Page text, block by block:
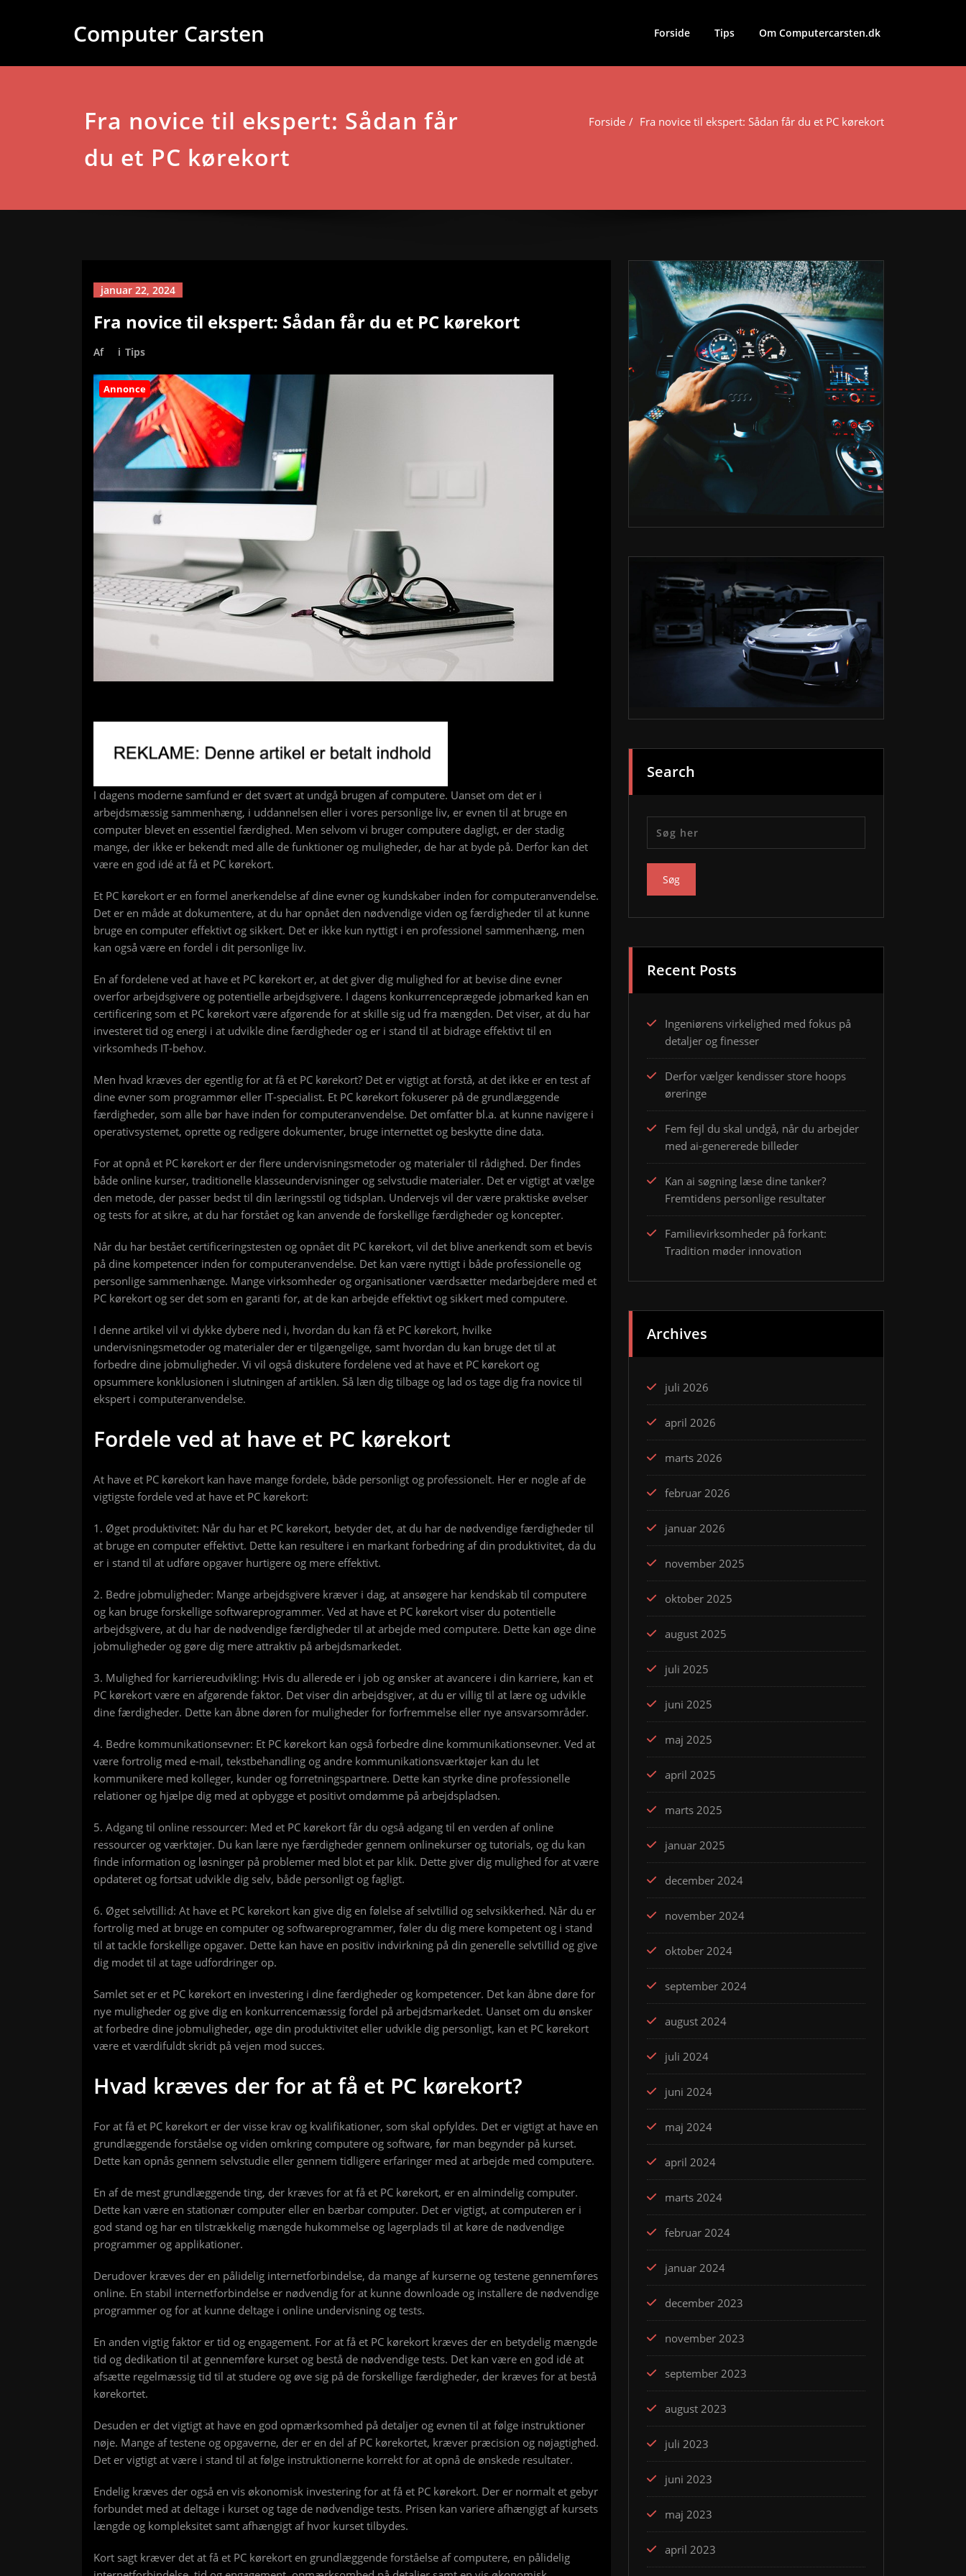
Computer Carsten Forside Tips Om Computercarsten.dk
Fra novice til ekspert: Sådan får
du et PC kørekort
Forside Fra novice til ekspert: Sådan får du et PC kørekort
januar 22, 2024
Fra novice til ekspert: Sådan får du et PC kørekort
Af i Tips
Annonce
I dagens moderne samfund er det svært at undgå brugen af computere. Uanset om det er i
arbejdsmæssig sammenhæng, i uddannelsen eller i vores personlige liv, er evnen til at bruge en
computer blevet en essentiel færdighed. Men selvom vi bruger computere dagligt, er der stadig
mange, der ikke er bekendt med alle de funktioner og muligheder, de har at byde på. Derfor kan det
være en god idé at få et PC kørekort.
Et PC kørekort er en formel anerkendelse af dine evner og kundskaber inden for computeranvendelse.
Det er en måde at dokumentere, at du har opnået den nødvendige viden og færdigheder til at kunne
bruge en computer effektivt og sikkert. Det er ikke kun nyttigt i en professionel sammenhæng, men
kan også være en fordel i dit personlige liv.
En af fordelene ved at have et PC kørekort er, at det giver dig mulighed for at bevise dine evner
overfor arbejdsgivere og potentielle arbejdsgivere. I dagens konkurrenceprægede jobmarked kan en
certificering som et PC kørekort være afgørende for at skille sig ud fra mængden. Det viser, at du har
investeret tid og energi i at udvikle dine færdigheder og er i stand til at bidrage effektivt til en
virksomheds IT-behov.
Men hvad kræves der egentlig for at få et PC kørekort? Det er vigtigt at forstå, at det ikke er en test af
dine evner som programmør eller IT-specialist. Et PC kørekort fokuserer på de grundlæggende
færdigheder, som alle bør have inden for computeranvendelse. Det omfatter bl.a. at kunne navigere i
operativsystemet, oprette og redigere dokumenter, bruge internettet og beskytte dine data.
For at opnå et PC kørekort er der flere undervisningsmetoder og materialer til rådighed. Der findes
både online kurser, traditionelle klasseundervisninger og selvstudie materialer. Det er vigtigt at vælge
den metode, der passer bedst til din læringsstil og tidsplan. Undervejs vil der være praktiske øvelser
og tests for at sikre, at du har forstået og kan anvende de forskellige færdigheder og koncepter.
Når du har bestået certificeringstesten og opnået dit PC kørekort, vil det blive anerkendt som et bevis
på dine kompetencer inden for computeranvendelse. Det kan være nyttigt i både professionelle og
personlige sammenhænge. Mange virksomheder og organisationer værdsætter medarbejdere med et
PC kørekort og ser det som en garanti for, at de kan arbejde effektivt og sikkert med computere.
I denne artikel vil vi dykke dybere ned i, hvordan du kan få et PC kørekort, hvilke
undervisningsmetoder og materialer der er tilgængelige, samt hvordan du kan bruge det til at
forbedre dine jobmuligheder. Vi vil også diskutere fordelene ved at have et PC kørekort og
opsummere konklusionen i slutningen af artiklen. Så læn dig tilbage og lad os tage dig fra novice til
ekspert i computeranvendelse.
Fordele ved at have et PC kørekort
At have et PC kørekort kan have mange fordele, både personligt og professionelt. Her er nogle af de
vigtigste fordele ved at have et PC kørekort:
1. Øget produktivitet: Når du har et PC kørekort, betyder det, at du har de nødvendige færdigheder til
at bruge en computer effektivt. Dette kan resultere i en markant forbedring af din produktivitet, da du
er i stand til at udføre opgaver hurtigere og mere effektivt.
2. Bedre jobmuligheder: Mange arbejdsgivere kræver i dag, at ansøgere har kendskab til computere
og kan bruge forskellige softwareprogrammer. Ved at have et PC kørekort viser du potentielle
arbejdsgivere, at du har de nødvendige færdigheder til at arbejde med computere. Dette kan øge dine
jobmuligheder og gøre dig mere attraktiv på arbejdsmarkedet.
3. Mulighed for karriereudvikling: Hvis du allerede er i job og ønsker at avancere i din karriere, kan et
PC kørekort være en afgørende faktor. Det viser din arbejdsgiver, at du er villig til at lære og udvikle
dine færdigheder. Dette kan åbne døren for muligheder for forfremmelse eller nye ansvarsområder.
4. Bedre kommunikationsevner: Et PC kørekort kan også forbedre dine kommunikationsevner. Ved at
være fortrolig med e-mail, tekstbehandling og andre kommunikationsværktøjer kan du let
kommunikere med kolleger, kunder og forretningspartnere. Dette kan styrke dine professionelle
relationer og hjælpe dig med at opbygge et positivt omdømme på arbejdspladsen.
5. Adgang til online ressourcer: Med et PC kørekort får du også adgang til en verden af online
ressourcer og værktøjer. Du kan lære nye færdigheder gennem onlinekurser og tutorials, og du kan
finde information og løsninger på problemer med blot et par klik. Dette giver dig mulighed for at være
opdateret og fortsat udvikle dig selv, både personligt og fagligt.
6. Øget selvtillid: At have et PC kørekort kan give dig en følelse af selvtillid og selvsikkerhed. Når du er
fortrolig med at bruge en computer og softwareprogrammer, føler du dig mere kompetent og i stand
til at tackle forskellige opgaver. Dette kan have en positiv indvirkning på din generelle selvtillid og give
dig modet til at tage udfordringer op.
Samlet set er et PC kørekort en investering i dine færdigheder og kompetencer. Det kan åbne døre for
nye muligheder og give dig en konkurrencemæssig fordel på arbejdsmarkedet. Uanset om du ønsker
at forbedre dine jobmuligheder, øge din produktivitet eller udvikle dig personligt, kan et PC kørekort
være et værdifuldt skridt på vejen mod succes.
Hvad kræves der for at få et PC kørekort?
For at få et PC kørekort er der visse krav og kvalifikationer, som skal opfyldes. Det er vigtigt at have en
grundlæggende forståelse og viden omkring computere og software, før man begynder på kurset.
Dette kan opnås gennem selvstudie eller gennem tidligere erfaringer med at arbejde med computere.
En af de mest grundlæggende ting, der kræves for at få et PC kørekort, er en almindelig computer.
Dette kan være en stationær computer eller en bærbar computer. Det er vigtigt, at computeren er i
god stand og har en tilstrækkelig mængde hukommelse og lagerplads til at køre de nødvendige
programmer og applikationer.
Derudover kræves der en pålidelig internetforbindelse, da mange af kurserne og testene gennemføres
online. En stabil internetforbindelse er nødvendig for at kunne downloade og installere de nødvendige
programmer og for at kunne deltage i online undervisning og tests.
En anden vigtig faktor er tid og engagement. For at få et PC kørekort kræves der en betydelig mængde
tid og dedikation til at gennemføre kurset og bestå de nødvendige tests. Det kan være en god idé at
afsætte regelmæssig tid til at studere og øve sig på de forskellige færdigheder, der kræves for at bestå
kørekortet.
Desuden er det vigtigt at have en god opmærksomhed på detaljer og evnen til at følge instruktioner
nøje. Mange af testene og opgaverne, der er en del af PC kørekortet, kræver præcision og nøjagtighed.
Det er vigtigt at være i stand til at følge instruktionerne korrekt for at opnå de ønskede resultater.
Endelig kræves der også en vis økonomisk investering for at få et PC kørekort. Der er normalt et gebyr
forbundet med at deltage i kurset og tage de nødvendige tests. Prisen kan variere afhængigt af kursets
længde og kompleksitet samt afhængigt af hvor kurset tilbydes.
Kort sagt kræver det at få et PC kørekort en grundlæggende forståelse af computere, en pålidelig
Search
Recent Posts
Ingeniørens virkelighed med fokus på
detaljer og finesser
Derfor vælger kendisser store hoops
øreringe
Fem fejl du skal undgå, når du arbejder
med ai-genererede billeder
Kan ai søgning læse dine tanker?
Fremtidens personlige resultater
Familievirksomheder på forkant:
Tradition møder innovation
Archives
juli 2026
april 2026
marts 2026
februar 2026
januar 2026
november 2025
oktober 2025
august 2025
juli 2025
juni 2025
maj 2025
april 2025
marts 2025
januar 2025
december 2024
november 2024
oktober 2024
september 2024
august 2024
juli 2024
juni 2024
maj 2024
april 2024
marts 2024
februar 2024
januar 2024
december 2023
november 2023
september 2023
august 2023
juli 2023
juni 2023
maj 2023
april 2023